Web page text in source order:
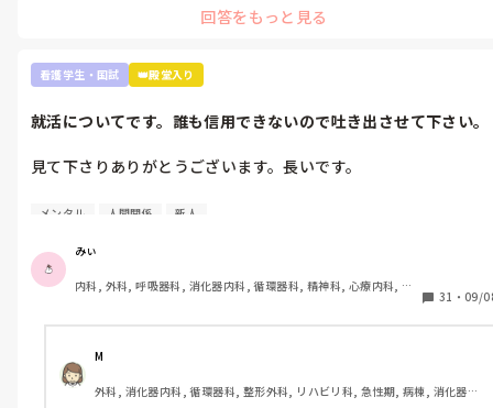
回答をもっと見る
看護学生・国試 👑殿堂入り
就活についてです。誰も信用できないので吐き出させて下さい。
見て下さりありがとうございます。長いです。
①グループ系列の専門学校に行っています。
張って3年生になったところです。外部の受験を考えていること
は1年生の時から担任･就職担当の事務に伝えていました。
③現在、内部(グループ系列)のA病院、外部のB病院を志望してい
①-③を前提として読んで頂きたいです。
インターンシップに行ってから何処に就職したいのか決めたいと
メンタル 人間関係 新人
みぃ
内科, 外科, 呼吸器科, 消化器内科, 循環器科, 精神科, 心療内科, 整
経外科, 消化器外科, 一般病院, 慢性期, 回復期, 終末期, オペ室, 透
31 ・ 09/
M
外科, 消化器内科, 循環器科, 整形外科, リハビリ科, 急性期, 病棟, 消化器外